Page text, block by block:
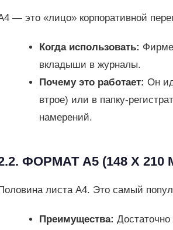
— это «лицо» корпоративной
Когда использовать:
вкладыши в журналы.
Почему это работает: Он
втрое) или в папку-
намерений.
ФОРМАТ А5 (148 Х
листа А4. Это самый
Преимущества: Достаточно